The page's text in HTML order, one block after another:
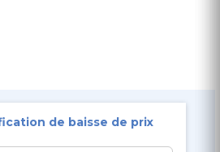
de baisse de prix